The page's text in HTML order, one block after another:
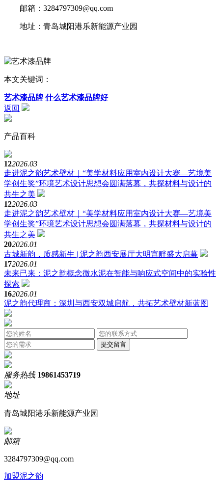
邮箱：3284797309@qq.com
地址：青岛城阳港乐新能源产业园
本文关键词：
艺术漆品牌 什么艺术漆品牌好
返回
产品百科
122026.03
走进泥之韵艺术壁材｜“美学材料应用室内设计大赛—艺境美
学创生奖”环境艺术设计思想会圆满落幕，共探材料与设计的
共生之美
122026.03
走进泥之韵艺术壁材｜“美学材料应用室内设计大赛—艺境美
学创生奖”环境艺术设计思想会圆满落幕，共探材料与设计的
共生之美
202026.01
古城新韵，质感新生 | 泥之韵西安展厅大明宫畔盛大启幕
172026.01
未来已来：泥之韵概念微水泥在智能与响应式空间中的实验性
探索
162026.01
泥之韵代理商：深圳与西安双城启航，共拓艺术壁材新蓝图
服务热线 19861453719
地址
青岛城阳港乐新能源产业园
邮箱
3284797309@qq.com
加盟泥之韵